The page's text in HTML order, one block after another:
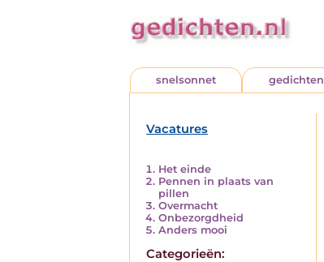
snelsonnet gedichten
Vacatures
Het einde
Pennen in plaats van
pillen
Overmacht
Onbezorgdheid
Anders mooi
Categorieën: